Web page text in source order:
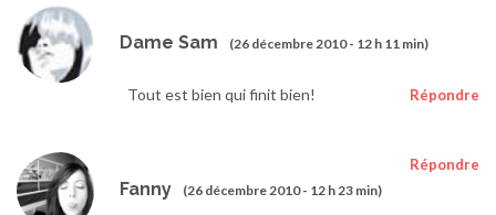
Dame Sam (26 décembre 2010 - 12 h 11 min)
Répondre
Tout est bien qui finit bien!
Fanny (26 décembre 2010 - 12 h 23 min)
Répondre